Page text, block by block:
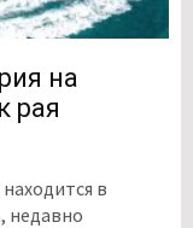
на
рая
в
недавно